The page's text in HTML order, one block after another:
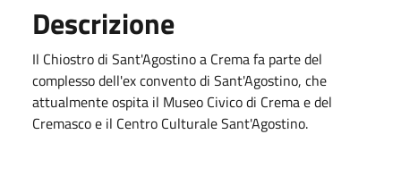
Descrizione
Il Chiostro di Sant'Agostino a Crema fa parte del
complesso dell'ex convento di Sant'Agostino, che
attualmente ospita il Museo Civico di Crema e del
Cremasco e il Centro Culturale Sant'Agostino.